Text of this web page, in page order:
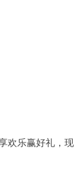
欢乐赢好礼，现